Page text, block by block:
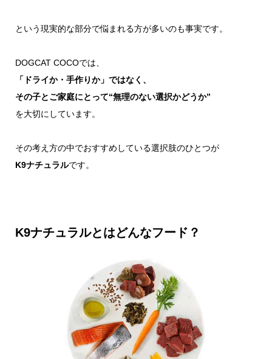
という現実的な部分で悩まれる方が多いのも事実です。
DOGCAT COCOでは、
「ドライか・手作りか」ではなく、
その子とご家庭にとって“無理のない選択かどうか”
を大切にしています。
その考え方の中でおすすめしている選択肢のひとつが
K9ナチュラルです。
K9ナチュラルとはどんなフード？